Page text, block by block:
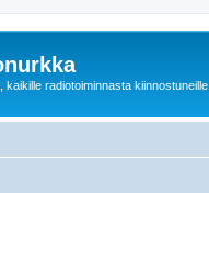
radiotoiminnasta kiinnostuneille.